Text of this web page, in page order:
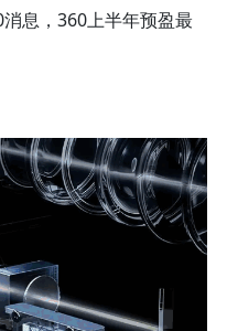
息，360上半年预盈最